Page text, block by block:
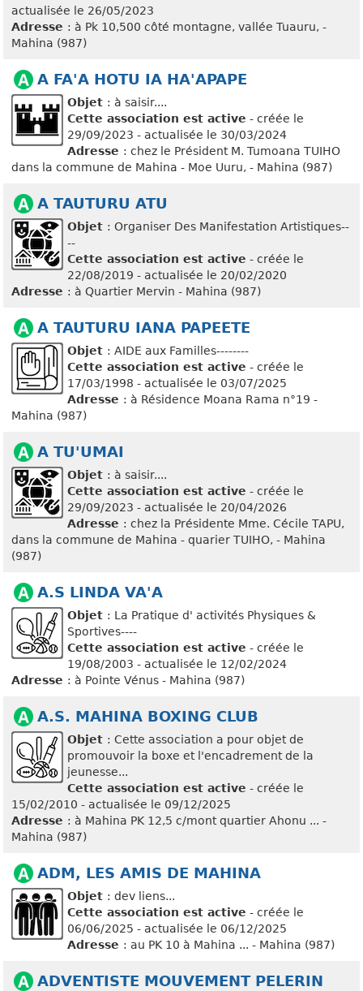
actualisée le 26/05/2023
Adresse : à Pk 10,500 côté montagne, vallée Tuauru, -
Mahina (987)
A FA'A HOTU IA HA'APAPE
Objet : à saisir....
Cette association est active - créée le
29/09/2023 - actualisée le 30/03/2024
Adresse : chez le Président M. Tumoana TUIHO
dans la commune de Mahina - Moe Uuru, - Mahina (987)
A TAUTURU ATU
Objet : Organiser Des Manifestation Artistiques--
--
Cette association est active - créée le
22/08/2019 - actualisée le 20/02/2020
Adresse : à Quartier Mervin - Mahina (987)
A TAUTURU IANA PAPEETE
Objet : AIDE aux Familles--------
Cette association est active - créée le
17/03/1998 - actualisée le 03/07/2025
Adresse : à Résidence Moana Rama n°19 -
Mahina (987)
A TU'UMAI
Objet : à saisir....
Cette association est active - créée le
29/09/2023 - actualisée le 20/04/2026
Adresse : chez la Présidente Mme. Cécile TAPU,
dans la commune de Mahina - quarier TUIHO, - Mahina
(987)
A.S LINDA VA'A
Objet : La Pratique d' activités Physiques &
Sportives----
Cette association est active - créée le
19/08/2003 - actualisée le 12/02/2024
Adresse : à Pointe Vénus - Mahina (987)
A.S. MAHINA BOXING CLUB
Objet : Cette association a pour objet de
promouvoir la boxe et l'encadrement de la
jeunesse...
Cette association est active - créée le
15/02/2010 - actualisée le 09/12/2025
Adresse : à Mahina PK 12,5 c/mont quartier Ahonu ... -
Mahina (987)
ADM, LES AMIS DE MAHINA
Objet : dev liens...
Cette association est active - créée le
06/06/2025 - actualisée le 06/12/2025
Adresse : au PK 10 à Mahina ... - Mahina (987)
ADVENTISTE MOUVEMENT PELERIN